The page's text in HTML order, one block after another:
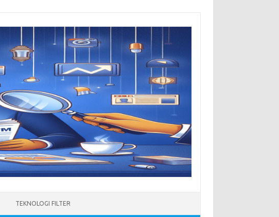
TEKNOLOGI FILTER